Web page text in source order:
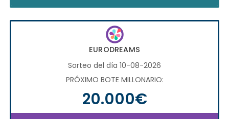
EURODREAMS
Sorteo del día 10-08-2026
PRÓXIMO BOTE MILLONARIO:
20.000€